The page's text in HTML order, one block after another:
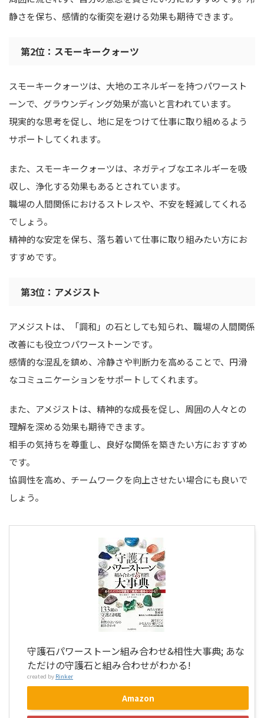
静さを保ち、感情的な衝突を避ける効果も期待できます。
第2位：スモーキークォーツ
スモーキークォーツは、大地のエネルギーを持つパワースト
ーンで、グラウンディング効果が高いと言われています。
現実的な思考を促し、地に足をつけて仕事に取り組めるよう
サポートしてくれます。
また、スモーキークォーツは、ネガティブなエネルギーを吸
収し、浄化する効果もあるとされています。
職場の人間関係におけるストレスや、不安を軽減してくれる
でしょう。
精神的な安定を保ち、落ち着いて仕事に取り組みたい方にお
すすめです。
第3位：アメジスト
アメジストは、「調和」の石としても知られ、職場の人間関係
改善にも役立つパワーストーンです。
感情的な混乱を鎮め、冷静さや判断力を高めることで、円滑
なコミュニケーションをサポートしてくれます。
また、アメジストは、精神的な成長を促し、周囲の人々との
理解を深める効果も期待できます。
相手の気持ちを尊重し、良好な関係を築きたい方におすすめ
です。
協調性を高め、チームワークを向上させたい場合にも良いで
しょう。
守護石パワーストーン組み合わせ&相性大事典; あな
ただけの守護石と組み合わせがわかる!
created by Rinker
Amazon